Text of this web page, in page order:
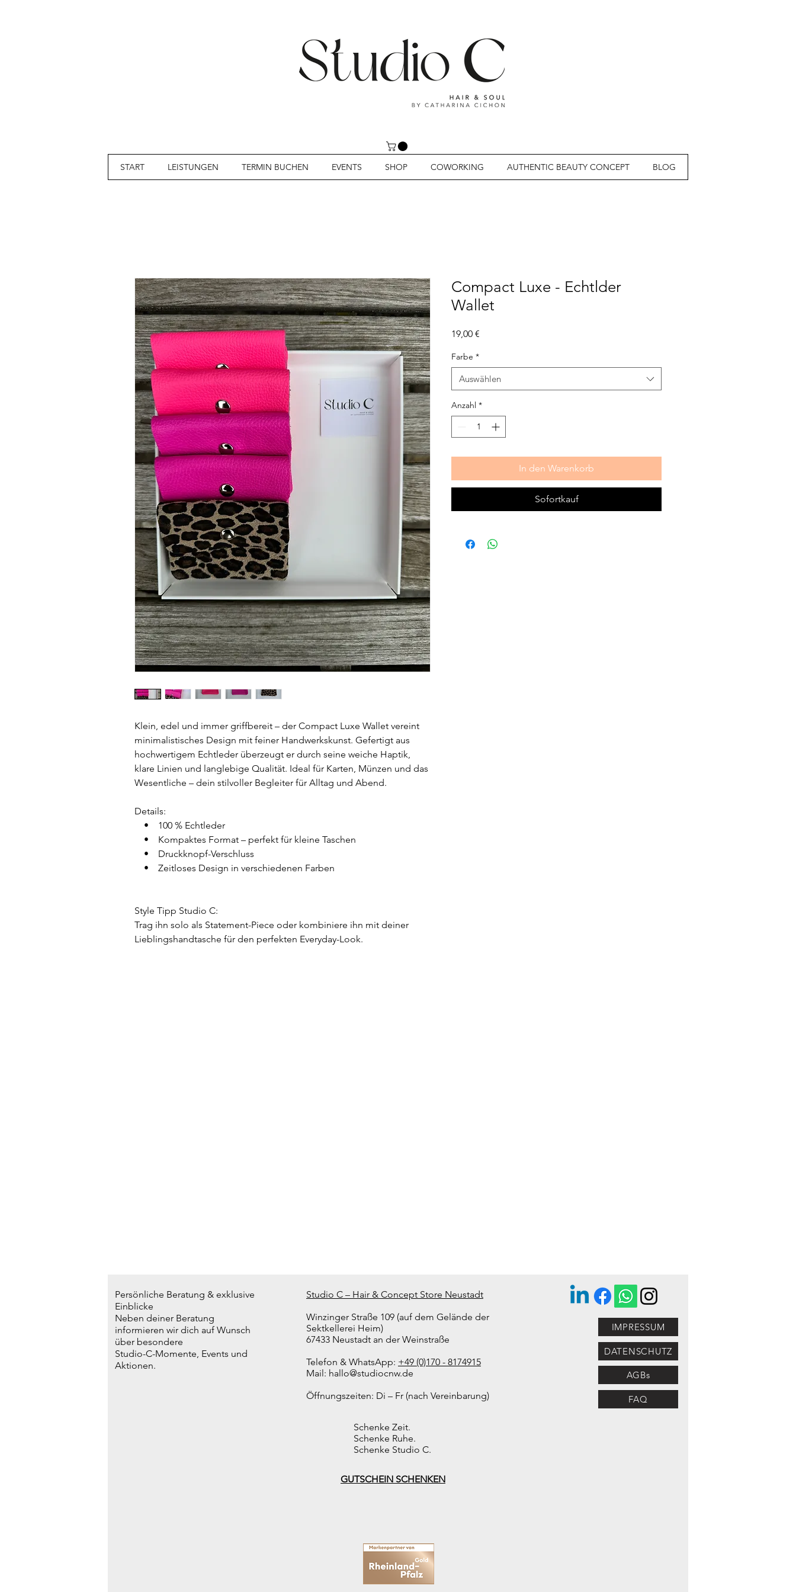
START LEISTUNGEN TERMIN BUCHEN EVENTS SHOP COWORKING AUTHENTIC BEAUTY CONCEPT BLOG
Klein, edel und immer griffbereit – der Compact Luxe Wallet vereint
minimalistisches Design mit feiner Handwerkskunst. Gefertigt aus
hochwertigem Echtleder überzeugt er durch seine weiche Haptik,
klare Linien und langlebige Qualität. Ideal für Karten, Münzen und das
Wesentliche – dein stilvoller Begleiter für Alltag und Abend.
Details:
• 100 % Echtleder
• Kompaktes Format – perfekt für kleine Taschen
• Druckknopf-Verschluss
• Zeitloses Design in verschiedenen Farben
Style Tipp Studio C:
Trag ihn solo als Statement-Piece oder kombiniere ihn mit deiner
Lieblingshandtasche für den perfekten Everyday-Look.
Compact Luxe - Echtlder
Wallet
19,00 €
Farbe *
Auswählen
Anzahl *
In den Warenkorb
Sofortkauf
Persönliche Beratung & exklusive
Einblicke
Neben deiner Beratung
informieren wir dich auf Wunsch
über besondere
Studio-C-Momente, Events und
Aktionen.
Studio C – Hair & Concept Store Neustadt
Winzinger Straße 109 (auf dem Gelände der
Sektkellerei Heim)
67433 Neustadt an der Weinstraße
Telefon & WhatsApp: +49 (0)170 - 8174915
Mail: hallo@studiocnw.de
Öffnungszeiten: Di – Fr (nach Vereinbarung)
Schenke Zeit.
Schenke Ruhe.
Schenke Studio C.
GUTSCHEIN SCHENKEN
IMPRESSUM
DATENSCHUTZ
AGBs
FAQ